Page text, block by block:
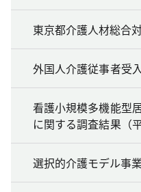
東京都介護人材総合
外国人介護従事者受
看護小規模多機能型
に関する調査結果（
選択的介護モデル事業